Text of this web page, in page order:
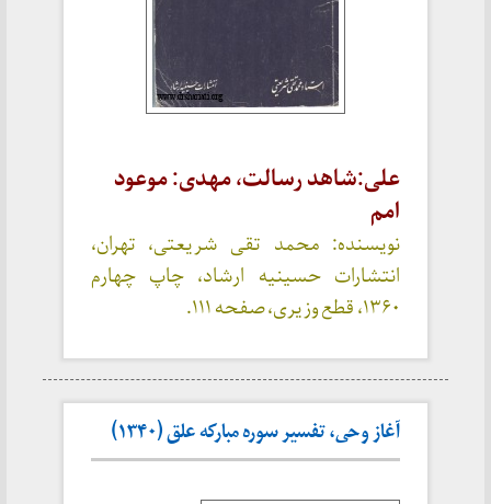
علی:شاهد رسالت، مهدی: موعود
امم
نویسنده: محمد تقی شریعتی، تهران،
انتشارات حسینیه ارشاد، چاپ چهارم
۱۳۶۰، قطع وزیری، صفحه ۱۱۱.
آغاز وحی، تفسیر سوره مبارکه علق (۱۳۴۰)